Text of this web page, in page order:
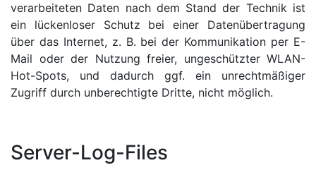
verarbeiteten Daten nach dem Stand der Technik ist
ein lückenloser Schutz bei einer Datenübertragung
über das Internet, z. B. bei der Kommunikation per E-
Mail oder der Nutzung freier, ungeschützter WLAN-
Hot-Spots, und dadurch ggf. ein unrechtmäßiger
Zugriff durch unberechtigte Dritte, nicht möglich.
Server-Log-Files